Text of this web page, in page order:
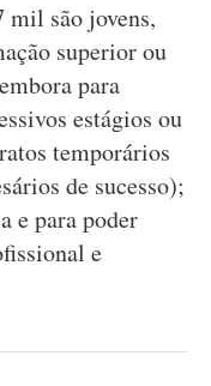
mil são jovens,
superior ou
para
estágios ou
temporários
de sucesso);
e para poder
e